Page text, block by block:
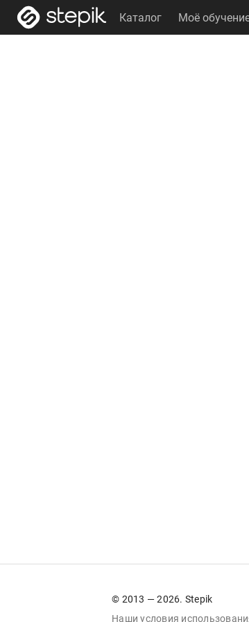
Каталог Моё
© 2013 — 2026. Stepik
Наши условия